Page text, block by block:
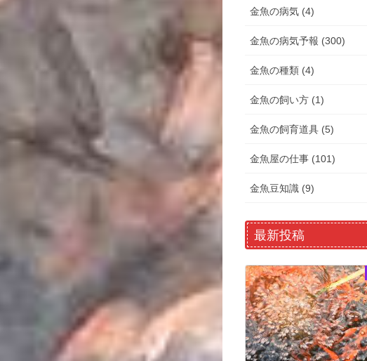
金魚の病気 (4)
金魚の病気予報 (300)
金魚の種類 (4)
金魚の飼い方 (1)
金魚の飼育道具 (5)
金魚屋の仕事 (101)
金魚豆知識 (9)
最新投稿